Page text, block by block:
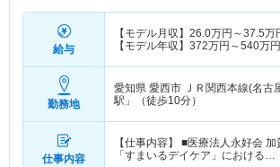
給与
【モデル月収】 26.0万円～37.5万
【モデル年収】 372万円～540万円
勤務地
愛知県 愛西市 ＪＲ関西本線(名古
駅」（徒歩10分）
仕事内容
【仕事内容】 ■医療法人永好会
「すまいるデイケア」における…